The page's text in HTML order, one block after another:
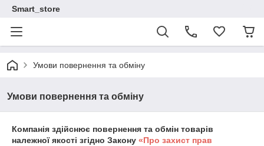
Smart_store
Умови повернення та обміну
Умови повернення та обміну
Компанія здійснює повернення та обмін товарів
належної якості згідно Закону «Про захист прав